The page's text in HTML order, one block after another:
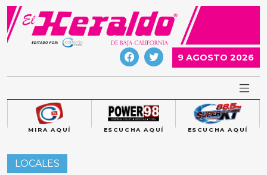
Skip
content
9 AGOSTO 2026
MIRA AQUÍ ESCUCHA AQUÍ ESCUCHA AQUÍ
LOCALES